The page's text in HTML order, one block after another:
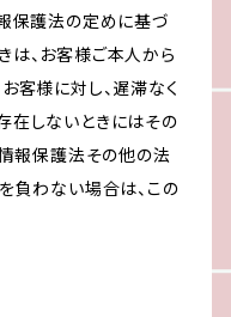
保護法の定めに基づ
は、お客様ご本人から
客様に対し、遅滞なく
在しないときにはその
情報保護法その他の法
負わない場合は、この